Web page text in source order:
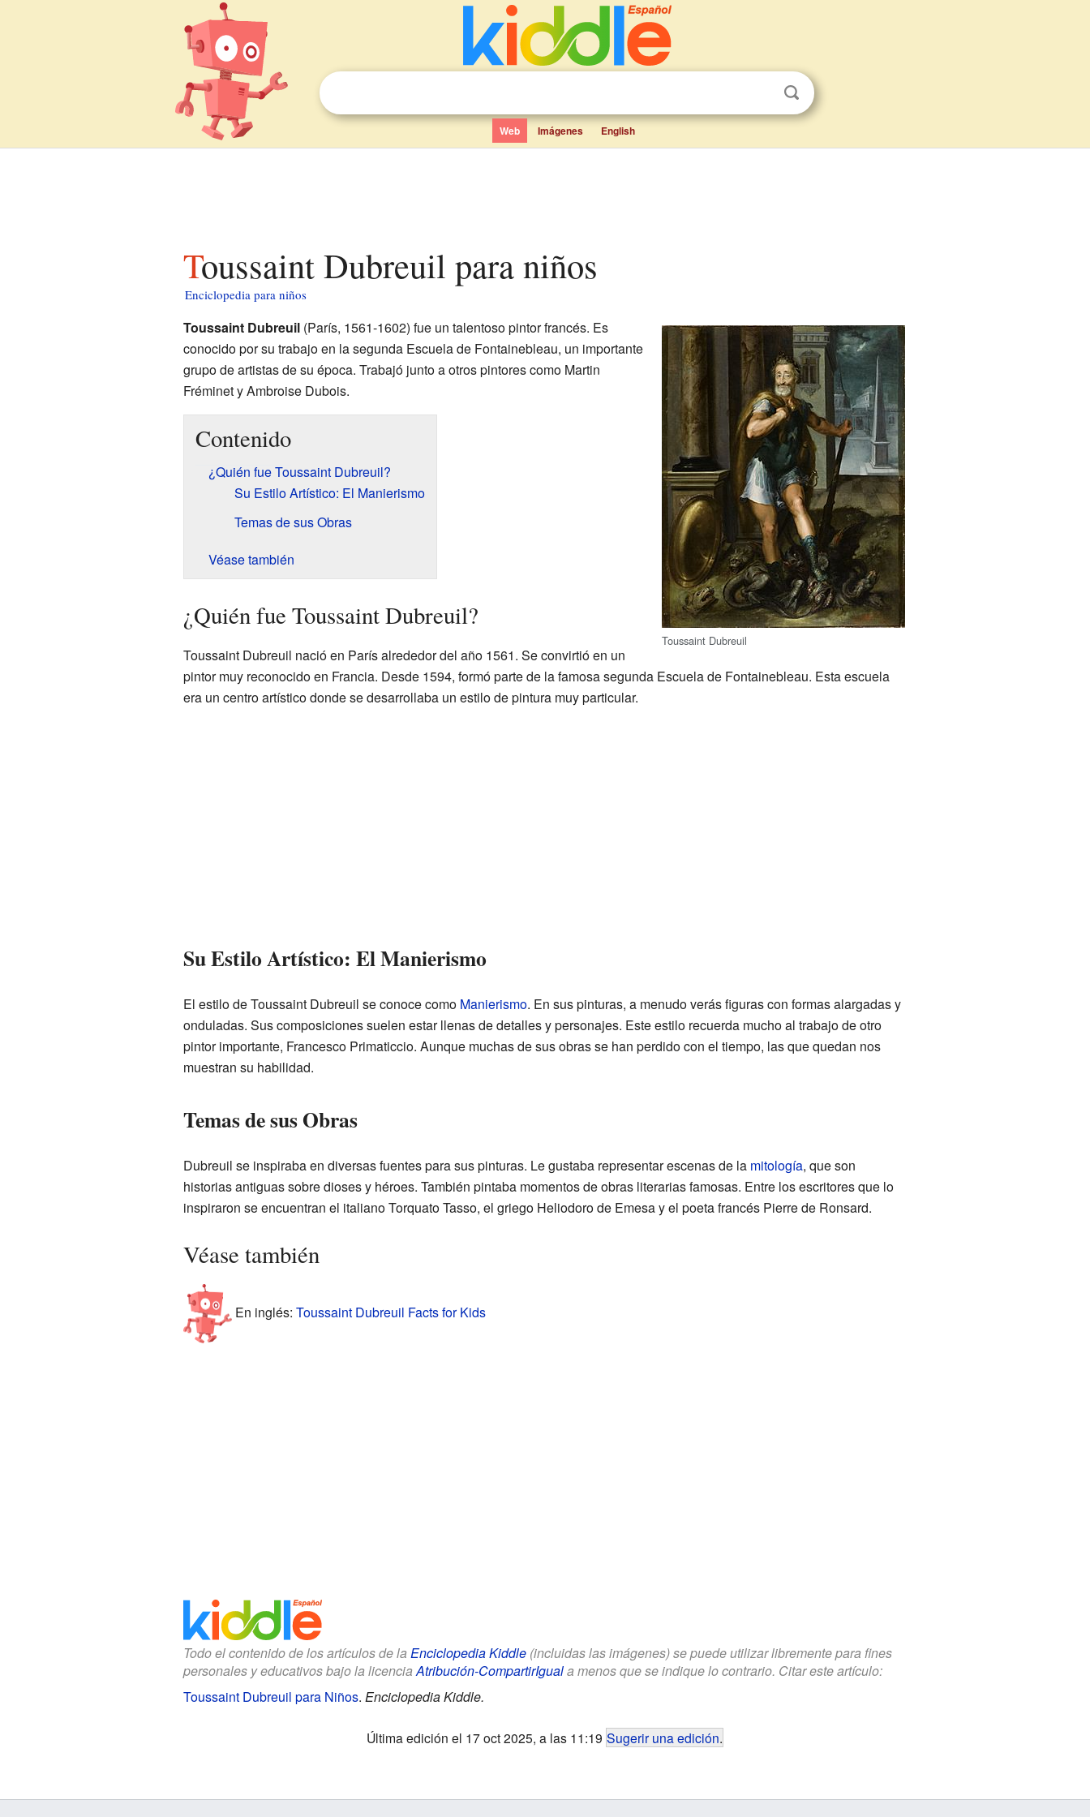
Web Imágenes English
Toussaint Dubreuil para niños
Enciclopedia para niños
Toussaint Dubreuil
Toussaint Dubreuil(París, 1561-1602) fue un talentoso pintor francés. Es
conocido por su trabajo en la segunda Escuela de Fontainebleau, un importante
grupo de artistas de su época. Trabajó junto a otros pintores como Martin
Fréminet y Ambroise Dubois.
Contenido
¿Quién fue Toussaint Dubreuil?
Su Estilo Artístico: El Manierismo
Temas de sus Obras
Véase también
¿Quién fue Toussaint Dubreuil?
Toussaint Dubreuil nació en París alrededor del año 1561. Se convirtió en un
pintor muy reconocido en Francia. Desde 1594, formó parte de la famosa segunda Escuela de Fontainebleau. Esta escuela
era un centro artístico donde se desarrollaba un estilo de pintura muy particular.
Su Estilo Artístico: El Manierismo
El estilo de Toussaint Dubreuil se conoce como Manierismo. En sus pinturas, a menudo verás figuras con formas alargadas y
onduladas. Sus composiciones suelen estar llenas de detalles y personajes. Este estilo recuerda mucho al trabajo de otro
pintor importante, Francesco Primaticcio. Aunque muchas de sus obras se han perdido con el tiempo, las que quedan nos
muestran su habilidad.
Temas de sus Obras
Dubreuil se inspiraba en diversas fuentes para sus pinturas. Le gustaba representar escenas de la mitología, que son
historias antiguas sobre dioses y héroes. También pintaba momentos de obras literarias famosas. Entre los escritores que lo
inspiraron se encuentran el italiano Torquato Tasso, el griego Heliodoro de Emesa y el poeta francés Pierre de Ronsard.
Véase también
En inglés: Toussaint Dubreuil Facts for Kids
Todo el contenido de los artículos de la Enciclopedia Kiddle(incluidas las imágenes) se puede utilizar libremente para fines
personales y educativos bajo la licenciaAtribución-CompartirIguala menos que se indique lo contrario. Citar este artículo:
Toussaint Dubreuil para Niños. Enciclopedia Kiddle.
Última edición el 17 oct 2025, a las 11:19 Sugerir una edición.